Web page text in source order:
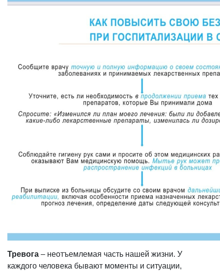
Тревога – неотъемлемая часть нашей жизни. У
каждого человека бывают моменты и ситуации,